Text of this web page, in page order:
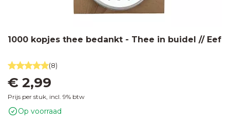
1000 kopjes thee bedankt - Thee in buidel // Eef
(8)
€ 2,99
Prijs per stuk, incl. 9% btw
Op voorraad